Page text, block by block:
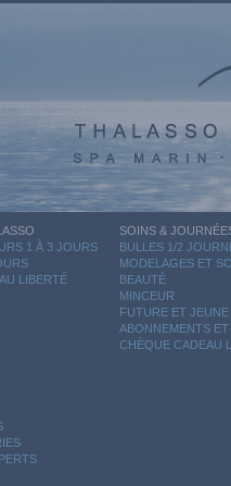
1 À 3 JOURS
LIBERTÉ
SOINS &
BULLES 1/2
MODELAGES ET
BEAUTÉ
MINCEUR
FUTURE ET JEUNE
ABONNEMENTS
CHÈQUE CADEAU